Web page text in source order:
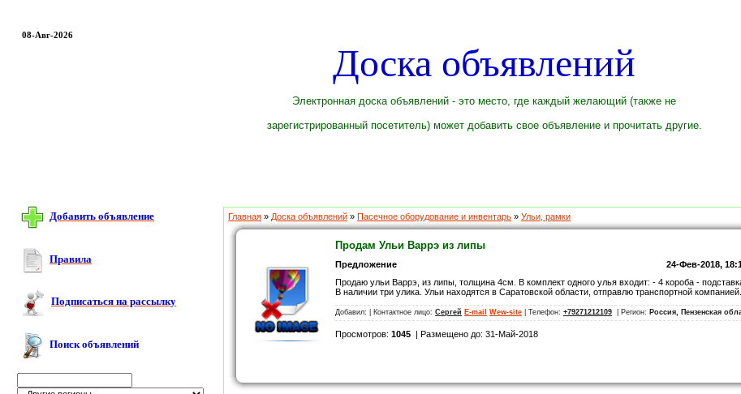
08-Авг-2026
Доска объявлений
Электронная доска объявлений - это место, где каждый желающий (также не
зарегистрированный посетитель) может добавить свое объявление и прочитать другие.
Добавить объявление
Правила
Подписаться на рассылку
Поиск объявлений
Главная » Доска объявлений » Пасечное оборудование и инвентарь » Ульи, рамки
Продам Ульи Варрэ из липы
Предложение
24-Фев-2018,
Продаю ульи Варрэ, из липы, толщина 4см. В комплект одного улья входит: - 4 короба -
В наличии три улика. Ульи находятся в Саратовской области, отправлю транспортной компанией.
Добавил: | Контактное лицо: Сергей E-mail Wew-site | Телефон: +79271212109 | Регион: Россия, Пензенская
Просмотров: 1045 | Размещено до: 31-Май-2018